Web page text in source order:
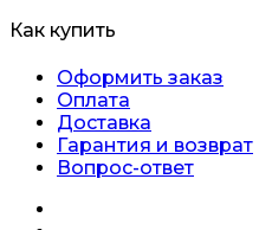
Как купить
Оформить заказ
Оплата
Доставка
Гарантия и возврат
Вопрос-ответ